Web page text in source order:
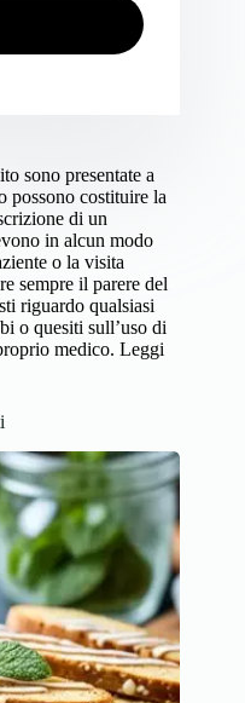
sono presentate a
possono costituire la
di un
in alcun modo
o la visita
sempre il parere del
riguardo qualsiasi
o quesiti sull’uso di
medico. Leggi